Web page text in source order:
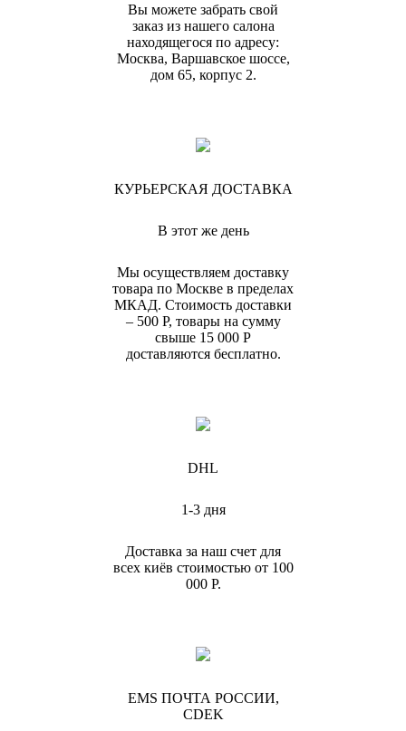
Вы можете забрать свой
заказ из нашего салона
находящегося по адресу:
Москва, Варшавское шоссе,
дом 65, корпус 2.
КУРЬЕРСКАЯ ДОСТАВКА
В этот же день
Мы осуществляем доставку
товара по Москве в пределах
МКАД. Стоимость доставки
– 500 Р, товары на сумму
свыше 15 000 Р
доставляются бесплатно.
DHL
1-3 дня
Доставка за наш счет для
всех киёв стоимостью от 100
000 Р.
EMS ПОЧТА РОССИИ,
CDEK